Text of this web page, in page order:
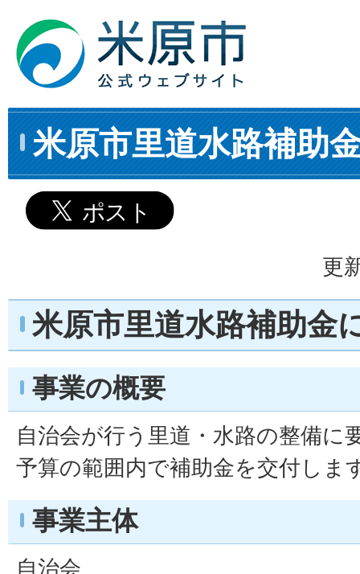
米原市里道水路補助
更
米原市里道水路補助金
事業の概要
自治会が行う里道・水路の整備に
予算の範囲内で補助金を交付しま
事業主体
自治会